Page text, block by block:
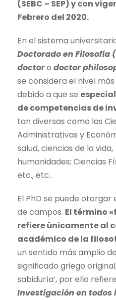
(SEBC – SEP) y con
Febrero del 2020.
En el sistema
Doctorado en Filosofía
doctoro doctor
se considera el nivel
debido a que se
de competencias de
tan diversas como las
Administrativas y
salud, ciencias de la
humanidades; Ciencias
etc., etc..
El PhD se puede
de campos. El término
refiere únicamente al
académico de la
un sentido más amplio
significado griego
sabiduría’, por ello
Investigación en todos